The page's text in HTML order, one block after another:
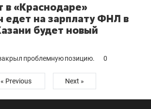
в «Краснодаре»
едет на зарплату ФНЛ в
будет новый
проблемную позицию. 0
« Previous Next »